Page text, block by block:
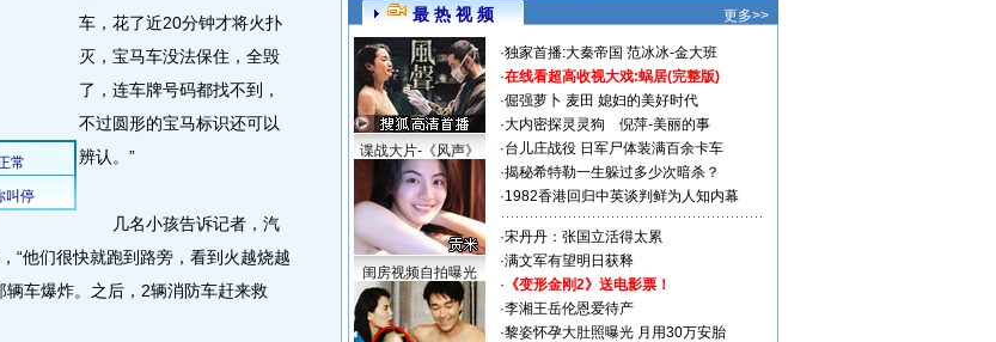
车，花了近20分钟才将火扑
灭，宝马车没法保住，全毁
了，连车牌号码都找不到，
不过圆形的宝马标识还可以
辨认。”
几名小孩告诉记者，汽
“他们很快就跑到路旁，看到火越烧越
车爆炸。之后，2辆消防车赶来救
最 热 视 频 更多>>
谍战大片-《风声》
闺房视频自拍曝光
·独家首播:大秦帝国 范冰冰-金大班
·在线看超高收视大戏:蜗居(完整版)
·倔强萝卜 麦田 媳妇的美好时代
·大内密探灵灵狗
倪萍-美丽的事
·台儿庄战役 日军尸体装满百余卡车
·揭秘希特勒一生躲过多少次暗杀？
·1982香港回归中英谈判鲜为人知内幕
·宋丹丹：张国立活得太累
·满文军有望明日获释
· 《变形金刚2》送电影票！
·李湘王岳伦恩爱待产
·黎姿怀孕大肚照曝光 月用30万安胎